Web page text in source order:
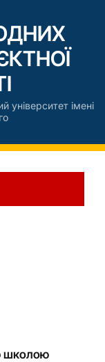
університет імені
школою